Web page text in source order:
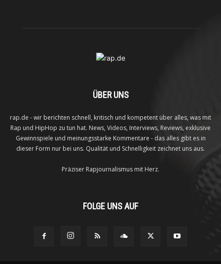
ÜBER UNS
rap.de - wir berichten schnell, kritisch und kompetent über alles, was mit
Rap und HipHop zu tun hat. News, Videos, Interviews, Reviews, exklusive
Gewinnspiele und meinungsstarke Kommentare - das alles gibt es in
dieser Form nur bei uns. Qualität und Schnelligkeit zeichnet uns aus.
Präziser Rapjournalismus mit Herz.
FOLGE UNS AUF